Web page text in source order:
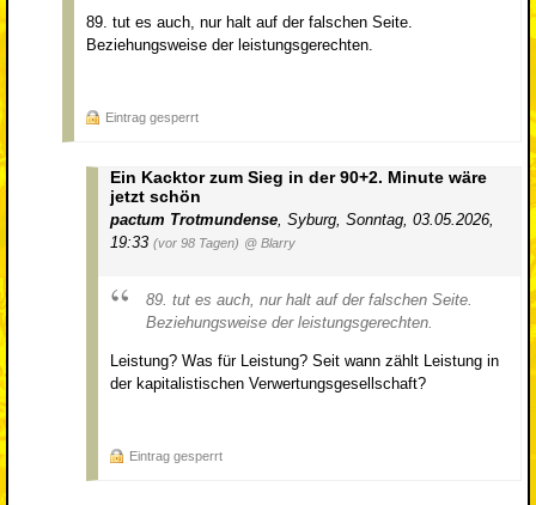
89. tut es auch, nur halt auf der falschen Seite.
Beziehungsweise der leistungsgerechten.
Eintrag gesperrt
Ein Kacktor zum Sieg in der 90+2. Minute wäre
jetzt schön
pactum Trotmundense Syburg Sonntag, 03.05.2026,
19:33 (vor 98 Tagen) @ Blarry
89. tut es auch, nur halt auf der falschen Seite.
Beziehungsweise der leistungsgerechten.
Leistung? Was für Leistung? Seit wann zählt Leistung in
der kapitalistischen Verwertungsgesellschaft?
Eintrag gesperrt